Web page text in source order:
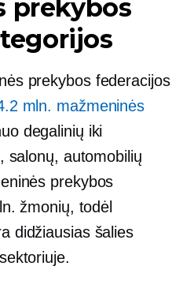
prekybos
prekybos federacijos
mln. mažmeninės
degalinių iki
salonų, automobilių
prekybos
žmonių, todėl
didžiausias šalies